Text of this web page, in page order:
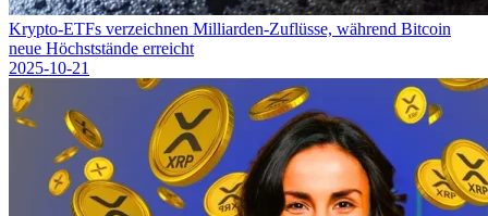
Krypto-ETFs verzeichnen Milliarden-Zuflüsse, während Bitcoin
neue Höchststände erreicht
2025-10-21